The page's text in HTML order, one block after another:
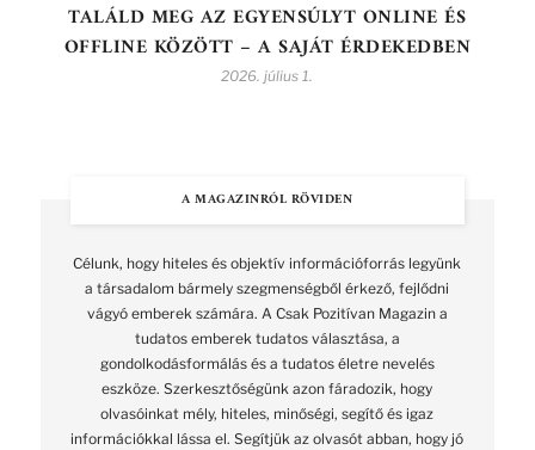
TALÁLD MEG AZ EGYENSÚLYT ONLINE ÉS
OFFLINE KÖZÖTT – A SAJÁT ÉRDEKEDBEN
2026. július 1.
A MAGAZINRÓL RÖVIDEN
Célunk, hogy hiteles és objektív információforrás legyünk
a társadalom bármely szegmenségből érkező, fejlődni
vágyó emberek számára. A Csak Pozitívan Magazin a
tudatos emberek tudatos választása, a
gondolkodásformálás és a tudatos életre nevelés
eszköze. Szerkesztőségünk azon fáradozik, hogy
olvasóinkat mély, hiteles, minőségi, segítő és igaz
információkkal lássa el. Segítjük az olvasót abban, hogy jó